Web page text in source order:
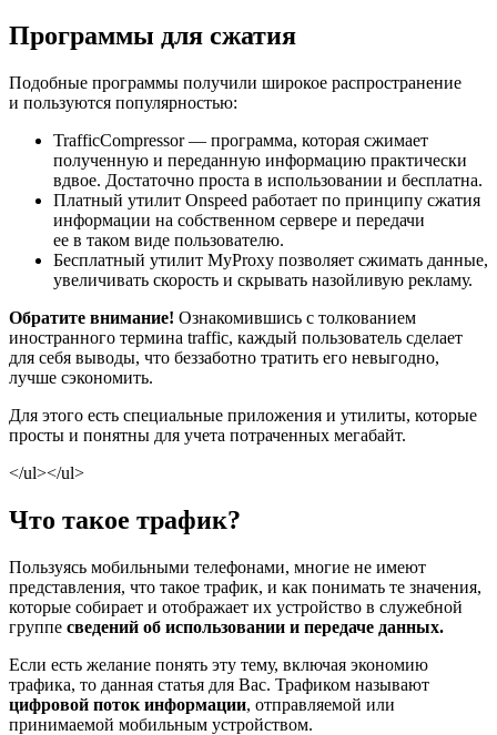
Программы для сжатия
Подобные программы получили широкое распространение
и пользуются популярностью:
TrafficCompressor — программа, которая сжимает
полученную и переданную информацию практически
вдвое. Достаточно проста в использовании и бесплатна.
Платный утилит Onspeed работает по принципу сжатия
информации на собственном сервере и передачи
ее в таком виде пользователю.
Бесплатный утилит MyProxy позволяет сжимать данные,
увеличивать скорость и скрывать назойливую рекламу.
Обратите внимание! Ознакомившись с толкованием
иностранного термина traffic, каждый пользователь сделает
для себя выводы, что беззаботно тратить его невыгодно,
лучше сэкономить.
Для этого есть специальные приложения и утилиты, которые
просты и понятны для учета потраченных мегабайт.
</ul></ul>
Что такое трафик?
Пользуясь мобильными телефонами, многие не имеют
представления, что такое трафик, и как понимать те значения,
которые собирает и отображает их устройство в служебной
группе сведений об использовании и передаче данных.
Если есть желание понять эту тему, включая экономию
трафика, то данная статья для Вас. Трафиком называют
цифровой поток информации, отправляемой или
принимаемой мобильным устройством.